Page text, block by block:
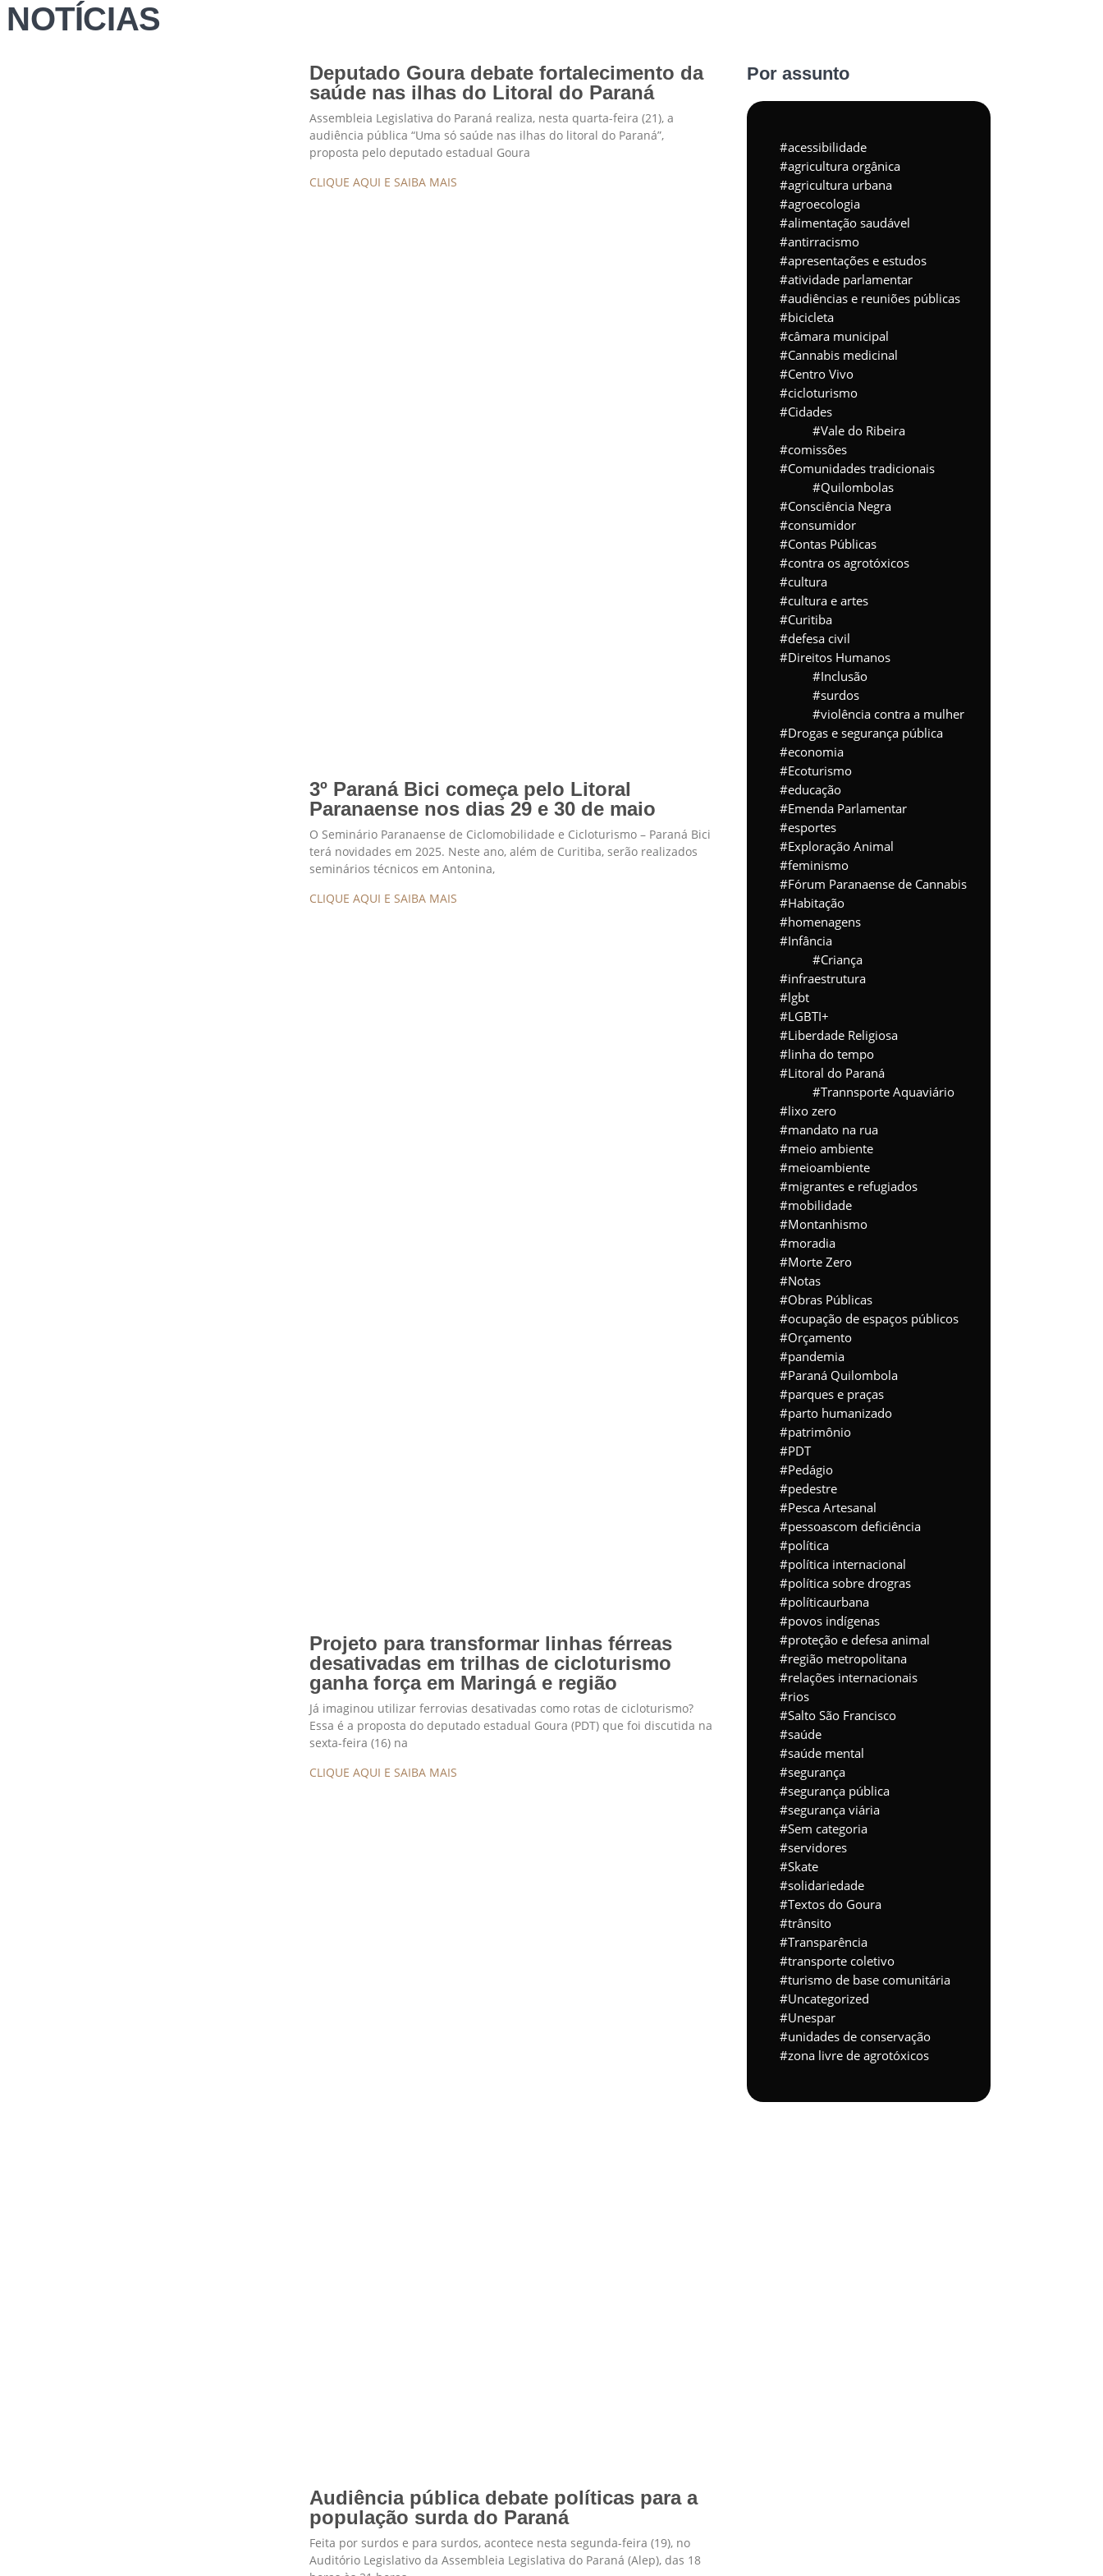
NOTÍCIAS
Deputado Goura debate fortalecimento da
saúde nas ilhas do Litoral do Paraná
Assembleia Legislativa do Paraná realiza, nesta quarta-feira (21), a
audiência pública “Uma só saúde nas ilhas do litoral do Paraná”,
proposta pelo deputado estadual Goura
CLIQUE AQUI E SAIBA MAIS
3º Paraná Bici começa pelo Litoral
Paranaense nos dias 29 e 30 de maio
O Seminário Paranaense de Ciclomobilidade e Cicloturismo – Paraná Bici
terá novidades em 2025. Neste ano, além de Curitiba, serão realizados
seminários técnicos em Antonina,
CLIQUE AQUI E SAIBA MAIS
Projeto para transformar linhas férreas
desativadas em trilhas de cicloturismo
ganha força em Maringá e região
Já imaginou utilizar ferrovias desativadas como rotas de cicloturismo?
Essa é a proposta do deputado estadual Goura (PDT) que foi discutida na
sexta-feira (16) na
CLIQUE AQUI E SAIBA MAIS
Audiência pública debate políticas para a
população surda do Paraná
Feita por surdos e para surdos, acontece nesta segunda-feira (19), no
Auditório Legislativo da Assembleia Legislativa do Paraná (Alep), das 18
Por assunto
acessibilidade
agricultura orgânica
agricultura urbana
agroecologia
alimentação saudável
antirracismo
apresentações e estudos
atividade parlamentar
audiências e reuniões públicas
bicicleta
câmara municipal
Cannabis medicinal
Centro Vivo
cicloturismo
Cidades
Vale do Ribeira
comissões
Comunidades tradicionais
Quilombolas
Consciência Negra
consumidor
Contas Públicas
contra os agrotóxicos
cultura
cultura e artes
Curitiba
defesa civil
Direitos Humanos
Inclusão
surdos
violência contra a mulher
Drogas e segurança pública
economia
Ecoturismo
educação
Emenda Parlamentar
esportes
Exploração Animal
feminismo
Fórum Paranaense de Cannabis
Habitação
homenagens
Infância
Criança
infraestrutura
lgbt
LGBTI+
Liberdade Religiosa
linha do tempo
Litoral do Paraná
Trannsporte Aquaviário
lixo zero
mandato na rua
meio ambiente
meioambiente
migrantes e refugiados
mobilidade
Montanhismo
moradia
Morte Zero
Notas
Obras Públicas
ocupação de espaços públicos
Orçamento
pandemia
Paraná Quilombola
parques e praças
parto humanizado
patrimônio
PDT
Pedágio
pedestre
Pesca Artesanal
pessoascom deficiência
política
política internacional
política sobre drogras
políticaurbana
povos indígenas
proteção e defesa animal
região metropolitana
relações internacionais
rios
Salto São Francisco
saúde
saúde mental
segurança
segurança pública
segurança viária
Sem categoria
servidores
Skate
solidariedade
Textos do Goura
trânsito
Transparência
transporte coletivo
turismo de base comunitária
Uncategorized
Unespar
unidades de conservação
zona livre de agrotóxicos